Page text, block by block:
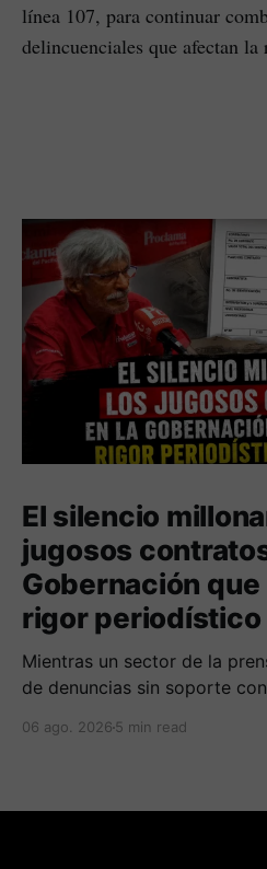
línea 107, para continuar
delincuenciales que afectan la
El silencio
jugosos
Gobernación que
rigor periodístico
Mientras un sector de la
de denuncias sin soporte
revelan acuerdos por 140
06 ago. 2026 5 min read